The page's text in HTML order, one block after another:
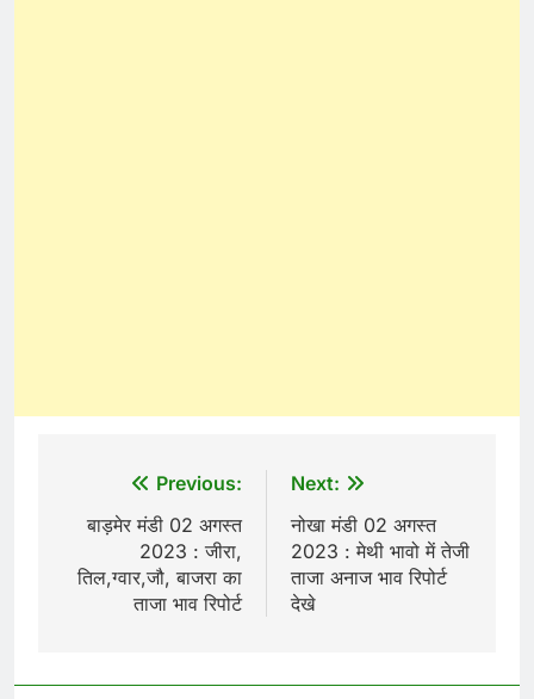
navigation
Previous:
बाड़मेर मंडी 02 अगस्त
2023 : जीरा,
तिल,ग्वार,जौ, बाजरा का
ताजा भाव रिपोर्ट
Next:
नोखा मंडी 02 अगस्त
2023 : मेथी भावो में तेजी
ताजा अनाज भाव रिपोर्ट
देखे